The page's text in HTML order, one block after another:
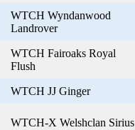
WTCH Wyndanwood
Landrover
WTCH Fairoaks Royal
Flush
WTCH JJ Ginger
WTCH-X Welshclan Sirius